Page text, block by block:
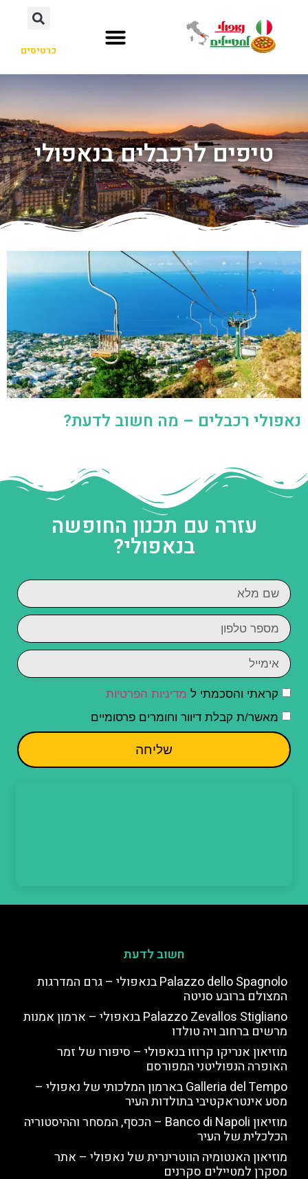
כרטיסים
טיפים לרכבלים בנאפולי
נאפולי רכבלים – מה חשוב לדעת?
עזרה עם תכנון החופשה
בנאפולי?
קראתי והסכמתי ל מדיניות הפרטיות
מאשר/ת קבלת דיוור וחומרים פרסומיים
שליחה
חשוב לדעת
Palazzo dello Spagnolo בנאפולי – גרם המדרגות
המצולם ברובע סניטה
Palazzo Zevallos Stigliano בנאפולי – ארמון אמנות
מרשים ברחוב ויה טולדו
מוזיאון אנריקו קרוזו בנאפולי – סיפורו של זמר
האופרה הנפוליטני המפורסם
Galleria del Tempo בארמון המלכותי של נאפולי –
מסע אינטראקטיבי בתולדות העיר
מוזיאון Banco di Napoli – הכסף, המסחר וההיסטוריה
הכלכלית של העיר
מוזיאון האנטומיה הווטרינרית של נאפולי – אתר
מסקרן למטיילים סקרנים